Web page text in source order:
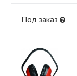
Под заказ